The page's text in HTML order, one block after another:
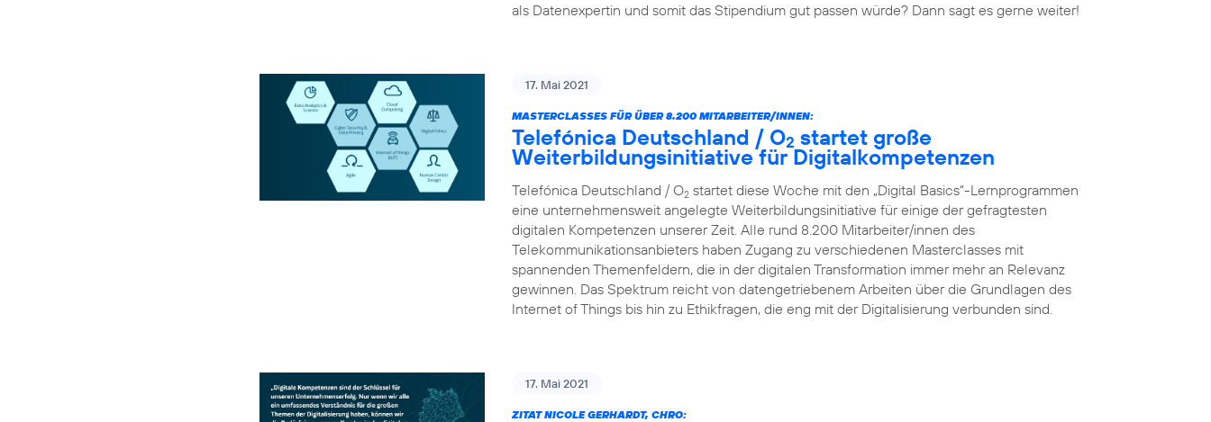
als Datenexpertin und somit das Stipendium gut passen würde? Dann sagt es gerne weiter!
17. Mai 2021
MASTERCLASSES FÜR ÜBER 8.200 MITARBEITER/INNEN:
Telefónica Deutschland / O2 startet große
Weiterbildungsinitiative für Digitalkompetenzen
Telefónica Deutschland / O2 startet diese Woche mit den „Digital Basics“-Lernprogrammen
eine unternehmensweit angelegte Weiterbildungsinitiative für einige der gefragtesten
digitalen Kompetenzen unserer Zeit. Alle rund 8.200 Mitarbeiter/innen des
Telekommunikationsanbieters haben Zugang zu verschiedenen Masterclasses mit
spannenden Themenfeldern, die in der digitalen Transformation immer mehr an Relevanz
gewinnen. Das Spektrum reicht von datengetriebenem Arbeiten über die Grundlagen des
Internet of Things bis hin zu Ethikfragen, die eng mit der Digitalisierung verbunden sind.
17. Mai 2021
ZITAT NICOLE GERHARDT, CHRO: